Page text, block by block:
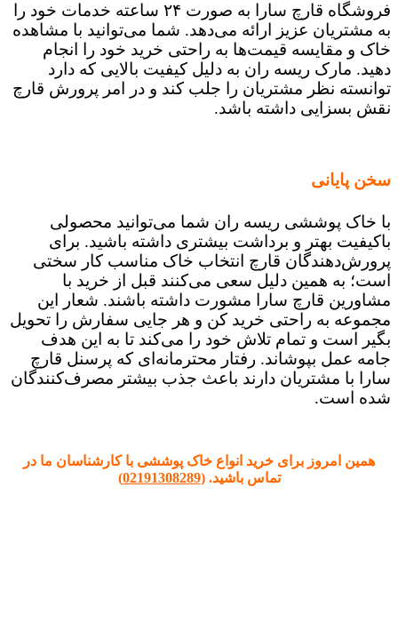
فروشگاه قارچ سارا به صورت ۲۴ ساعته خدمات خود را
به مشتریان عزیز ارائه می‌دهد. شما می‌توانید با مشاهده
خاک و مقایسه قیمت‌ها به راحتی خرید خود را انجام
دهید. مارک ریسه ران به دلیل کیفیت بالایی که دارد
توانسته نظر مشتریان را جلب کند و در امر پرورش قارچ
نقش بسزایی داشته باشد.
سخن پایانی
با خاک پوششی ریسه ران شما می‌توانید محصولی
باکیفیت بهتر و برداشت بیشتری داشته باشید. برای
پرورش‌دهندگان قارچ انتخاب خاک مناسب کار سختی
است؛ به همین دلیل سعی می‌کنند قبل از خرید با
مشاورین قارچ سارا مشورت داشته باشند. شعار این
مجموعه به راحتی خرید کن و هر جایی سفارش را تحویل
بگیر است و تمام تلاش خود را می‌کند تا به این هدف
جامه عمل بپوشاند. رفتار محترمانه‌ای که پرسنل قارچ
سارا با مشتریان دارند باعث جذب بیشتر مصرف‌کنندگان
شده است.
همین امروز برای خرید انواع خاک پوششی با کارشناسان ما در
تماس باشید. (02191308289
)